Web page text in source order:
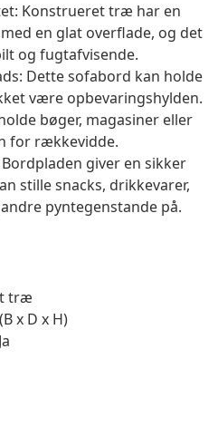
Konstrueret træ har en
en glat overflade, og det
og fugtafvisende.
Dette sofabord kan holde
være opbevaringshylden.
bøger, magasiner eller
for rækkevidde.
giver en sikker
stille snacks, drikkevarer,
pyntegenstande på.
træ
x D x H)